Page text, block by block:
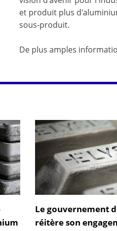
et produit plus
sous-produit.
De plus amples
Le gouvernement
réitère son